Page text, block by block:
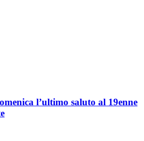
l’ultimo saluto al 19enne